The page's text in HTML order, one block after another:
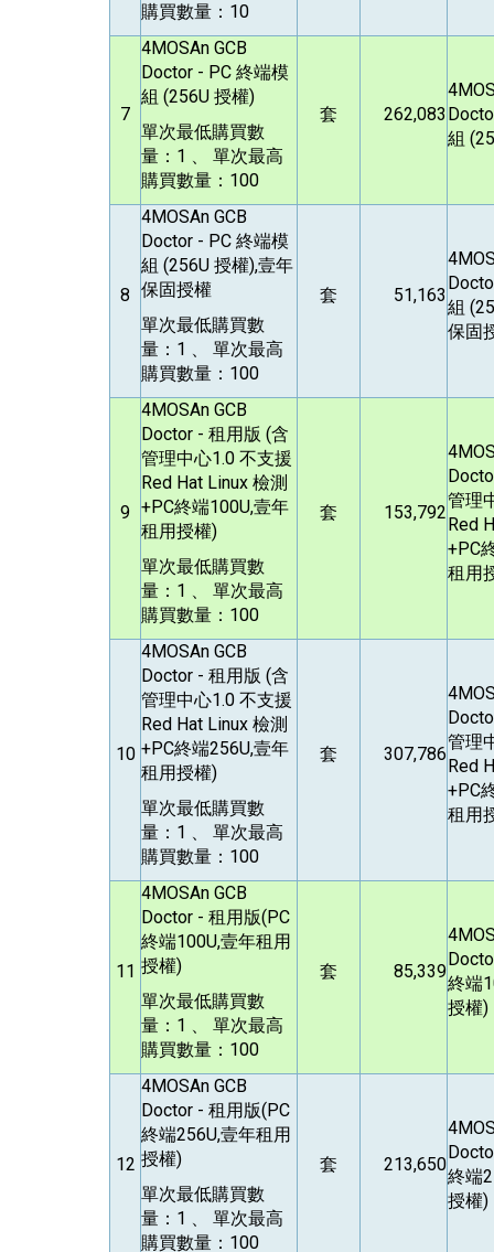
購買數量：10
7
4MOSAn GCB
Doctor - PC 終端模
組 (256U 授權)
單次最低購買數
量：1 、 單次最高
購買數量：100
套 262,083
組
8
4MOSAn GCB
Doctor - PC 終端模
組 (256U 授權),壹年
保固授權
單次最低購買數
量：1 、 單次最高
購買數量：100
套 51,163
組
保固
9
4MOSAn GCB
Doctor - 租用版 (含
管理中心1.0 不支援
Red Hat Linux 檢測
+PC終端100U,壹年
租用授權)
單次最低購買數
量：1 、 單次最高
購買數量：100
套 153,792
管理
Red
+PC
租用
10
4MOSAn GCB
Doctor - 租用版 (含
管理中心1.0 不支援
Red Hat Linux 檢測
+PC終端256U,壹年
租用授權)
單次最低購買數
量：1 、 單次最高
購買數量：100
套 307,786
管理
Red
+PC
租用
11
4MOSAn GCB
Doctor - 租用版(PC
終端100U,壹年租用
授權)
單次最低購買數
量：1 、 單次最高
購買數量：100
套 85,339
終端
授權)
12
4MOSAn GCB
Doctor - 租用版(PC
終端256U,壹年租用
授權)
單次最低購買數
量：1 、 單次最高
購買數量：100
套 213,650
終端
授權)